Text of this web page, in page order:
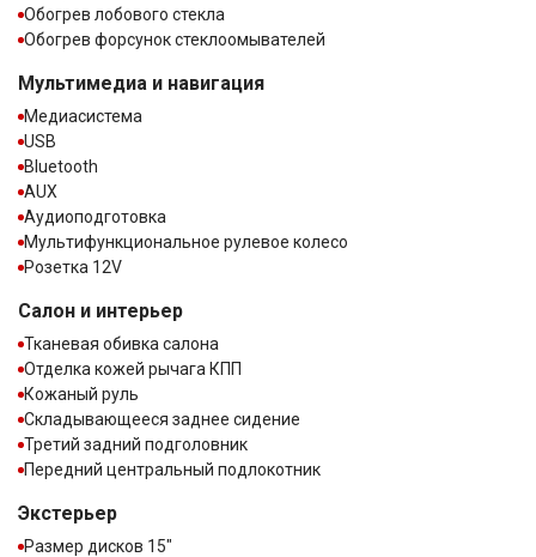
Обогрев лобового стекла
Обогрев форсунок стеклоомывателей
Мультимедиа и навигация
Медиасистема
USB
Bluetooth
AUX
Аудиоподготовка
Мультифункциональное рулевое колесо
Розетка 12V
Салон и интерьер
Тканевая обивка салона
Отделка кожей рычага КПП
Кожаный руль
Складывающееся заднее сидение
Третий задний подголовник
Передний центральный подлокотник
Экстерьер
Размер дисков 15″